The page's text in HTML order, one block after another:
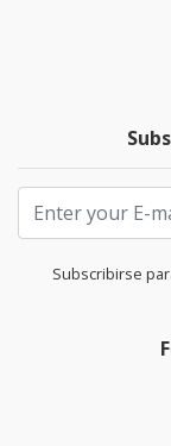
Subscribirse